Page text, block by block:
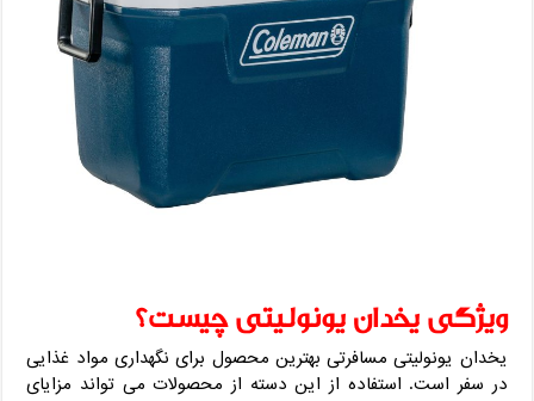
ویژگی یخدان یونولیتی چیست؟
یخدان یونولیتی مسافرتی بهترین محصول برای نگهداری مواد غذایی
در سفر است. استفاده از این دسته از محصولات می تواند مزایای